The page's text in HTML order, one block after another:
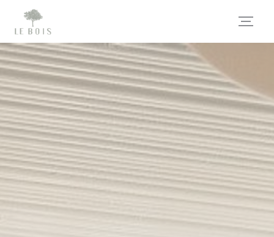
Painel de Gerenciamento de Cookies